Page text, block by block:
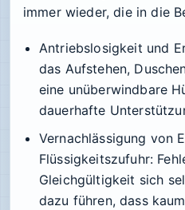
immer wieder, die in die
Antriebslosigkeit und
das Aufstehen,
eine unüberwindbare
dauerhafte
Vernachlässigung von
Flüssigkeitszufuhr:
Gleichgültigkeit sich
dazu führen, dass